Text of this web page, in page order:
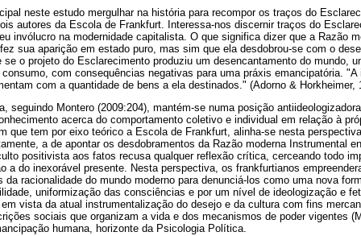
neste estudo mergulhar na história para recompor os traços do
autores da Escola de Frankfurt. Interessa-nos discernir traços do
invólucro na modernidade capitalista. O que significa dizer que a Razão
sua aparição em estado puro, mas sim que ela desdobrou-se com o
se o projeto do Esclarecimento produziu um desencantamento do mundo,
com consequências negativas para uma práxis emancipatória. "A
com a quantidade de bens a ela destinados." (Adorno & Horkheimer,
seguindo Montero (2009:204), mantém-se numa posição
acerca do comportamento coletivo e individual em relação à
que tem por eixo teórico a Escola de Frankfurt, alinha-se nesta
a de apontar os desdobramentos da Razão moderna Instrumental
positivista aos fatos recusa qualquer reflexão crítica, cerceando todo
a do inexorável presente. Nesta perspectiva, os frankfurtianos
da racionalidade do mundo moderno para denunciá-los como uma nova
uniformização das consciências e por um nível de ideologização e
vista da atual instrumentalização do desejo e da cultura com fins
sociais que organizam a vida e dos mecanismos de poder vigentes
humana, horizonte da Psicologia Política.